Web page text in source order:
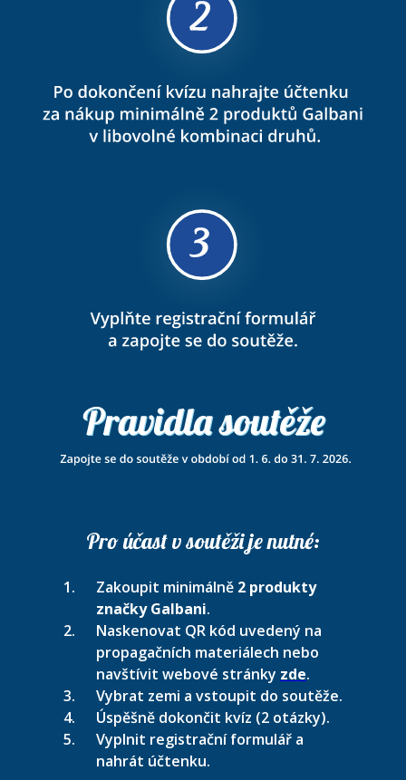
Pro účast v soutěži je nutné:
Zakoupit minimálně 2 produkty
značky Galbani.
Naskenovat QR kód uvedený na
propagačních materiálech nebo
navštívit webové stránky zde.
Vybrat zemi a vstoupit do soutěže.
Úspěšně dokončit kvíz (2 otázky).
Vyplnit registrační formulář a
nahrát účtenku.